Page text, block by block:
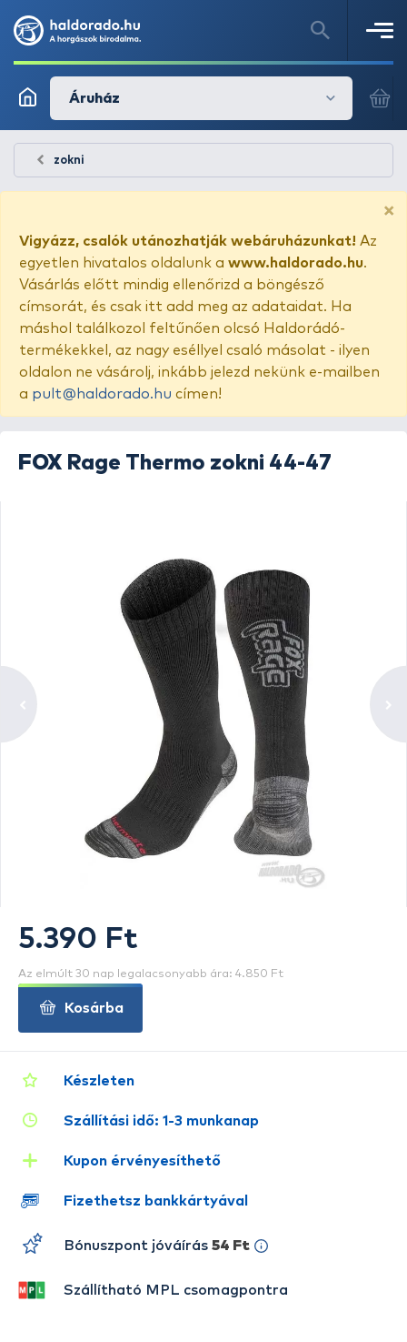
Áruház
zokni
×
Vigyázz, csalók utánozhatják webáruházunkat! Az
egyetlen hivatalos oldalunk a www.haldorado.hu.
Vásárlás előtt mindig ellenőrizd a böngésző
címsorát, és csak itt add meg az adataidat. Ha
máshol találkozol feltűnően olcsó Haldorádó-
termékekkel, az nagy eséllyel csaló másolat - ilyen
oldalon ne vásárolj, inkább jelezd nekünk e-mailben
a pult@haldorado.hu címen!
FOX Rage Thermo zokni 44-47
Készleten
Szállítási idő: 1-3 munkanap
Kupon érvényesíthető
Fizethetsz bankkártyával
Bónuszpont jóváírás 54 Ft
Szállítható MPL csomagpontra
5.390 Ft
Az elmúlt 30 nap legalacsonyabb ára: 4.850 Ft
Kosárba